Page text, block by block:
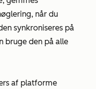
når du
synkroniseres på
bruge den på alle
af platforme